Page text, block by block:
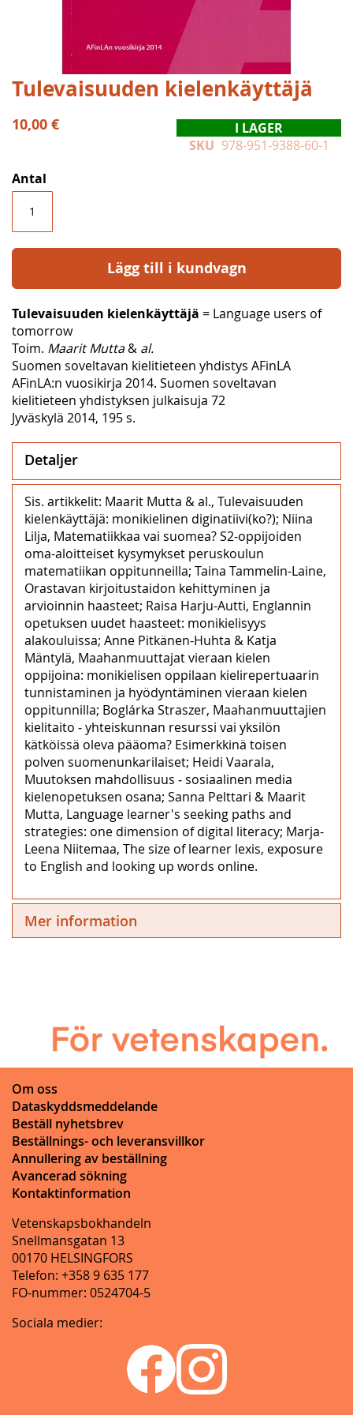
Hoppa
till
början
av
Tulevaisuuden kielenkäyttäjä
10,00 €
I LAGER
SKU 978-951-9388-60-1
Antal
Lägg till i kundvagn
Tulevaisuuden kielenkäyttäjä = Language users of
tomorrow
Toim. Maarit Mutta& al.
Suomen soveltavan kielitieteen yhdistys AFinLA
AFinLA:n vuosikirja 2014. Suomen soveltavan
kielitieteen yhdistyksen julkaisuja 72
Jyväskylä 2014, 195 s.
Detaljer
Sis. artikkelit: Maarit Mutta & al., Tulevaisuuden
kielenkäyttäjä: monikielinen diginatiivi(ko?); Niina
Lilja, Matematiikkaa vai suomea? S2-oppijoiden
oma-aloitteiset kysymykset peruskoulun
matematiikan oppitunneilla; Taina Tammelin-Laine,
Orastavan kirjoitustaidon kehittyminen ja
arvioinnin haasteet; Raisa Harju-Autti, Englannin
opetuksen uudet haasteet: monikielisyys
alakouluissa; Anne Pitkänen-Huhta & Katja
Mäntylä, Maahanmuuttajat vieraan kielen
oppijoina: monikielisen oppilaan kielirepertuaarin
tunnistaminen ja hyödyntäminen vieraan kielen
oppitunnilla; Boglárka Straszer, Maahanmuuttajien
kielitaito ‒ yhteiskunnan resurssi vai yksilön
kätköissä oleva pääoma? Esimerkkinä toisen
polven suomenunkarilaiset; Heidi Vaarala,
Muutoksen mahdollisuus ‒ sosiaalinen media
kielenopetuksen osana; Sanna Pelttari & Maarit
Mutta, Language learner's seeking paths and
strategies: one dimension of digital literacy; Marja-
Leena Niitemaa, The size of learner lexis, exposure
to English and looking up words online.
Mer information
Om oss
Dataskyddsmeddelande
Beställ nyhetsbrev
Beställnings- och leveransvillkor
Annullering av beställning
Avancerad sökning
Kontaktinformation
Vetenskapsbokhandeln
Snellmansgatan 13
00170 HELSINGFORS
Telefon: +358 9 635 177
FO-nummer: 0524704-5
Sociala medier: